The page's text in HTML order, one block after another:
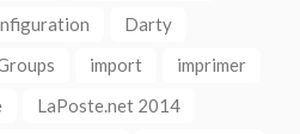
Darty
import
imprimer
LaPoste.net 2014